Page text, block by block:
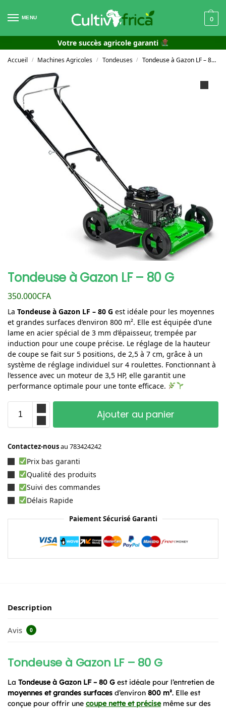
MENU 0
Votre succès agricole garanti
Accueil / Machines Agricoles / Tondeuses / Tondeuse à Gazon LF – 80 G
Tondeuse à Gazon LF – 80 G
350.000CFA
La Tondeuse à Gazon LF – 80 G est idéale pour les moyennes
et grandes surfaces d’environ 800 m². Elle est équipée d’une
lame en acier spécial de 3 mm d’épaisseur, trempée par
induction pour une coupe précise. Le réglage de la hauteur
de coupe se fait sur 5 positions, de 2,5 à 7 cm, grâce à un
système de réglage individuel sur 4 roulettes. Fonctionnant à
l’essence avec un moteur de 3,5 HP, elle garantit une
performance optimale pour une tonte efficace.
Ajouter au panier
Contactez-nousau 783424242
Prix bas garanti
Qualité des produits
Suivi des commandes
Délais Rapide
Paiement Sécurisé Garanti
Description
Avis 0
Tondeuse à Gazon LF – 80 G
La Tondeuse à Gazon LF – 80 G est idéale pour l’entretien de
moyennes et grandes surfaces d’environ 800 m². Elle est
conçue pour offrir une coupe nette et précisemême sur des